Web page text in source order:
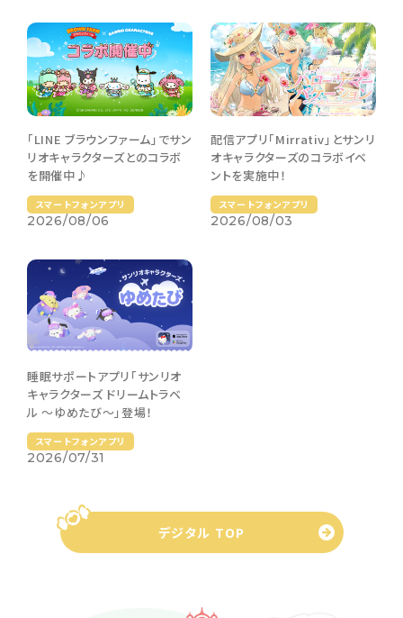
「LINE ブラウンファーム」でサン
リオキャラクターズとのコラボ
を開催中♪
スマートフォンアプリ
2026/08/06
配信アプリ「Mirrativ」とサンリ
オキャラクターズのコラボイベ
ントを実施中！
スマートフォンアプリ
2026/08/03
睡眠サポートアプリ「サンリオ
キャラクターズ ドリームトラベ
ル 〜ゆめたび〜」登場！
スマートフォンアプリ
2026/07/31
デジタル TOP